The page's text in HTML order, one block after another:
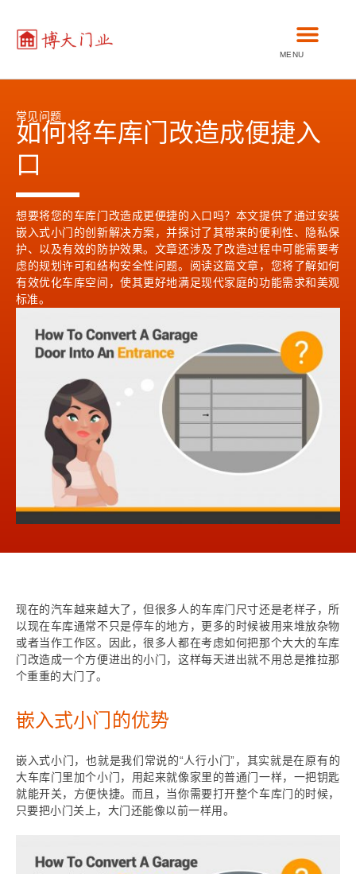
MENU
常见问题
如何将车库门改造成便捷入
口
想要将您的车库门改造成更便捷的入口吗？本文提供了通过安装
嵌入式小门的创新解决方案，并探讨了其带来的便利性、隐私保
护、以及有效的防护效果。文章还涉及了改造过程中可能需要考
虑的规划许可和结构安全性问题。阅读这篇文章，您将了解如何
有效优化车库空间，使其更好地满足现代家庭的功能需求和美观
标准。
现在的汽车越来越大了，但很多人的车库门尺寸还是老样子，所
以现在车库通常不只是停车的地方，更多的时候被用来堆放杂物
或者当作工作区。因此，很多人都在考虑如何把那个大大的车库
门改造成一个方便进出的小门，这样每天进出就不用总是推拉那
个重重的大门了。
嵌入式小门的优势
嵌入式小门，也就是我们常说的“人行小门”，其实就是在原有的
大车库门里加个小门，用起来就像家里的普通门一样，一把钥匙
就能开关，方便快捷。而且，当你需要打开整个车库门的时候，
只要把小门关上，大门还能像以前一样用。